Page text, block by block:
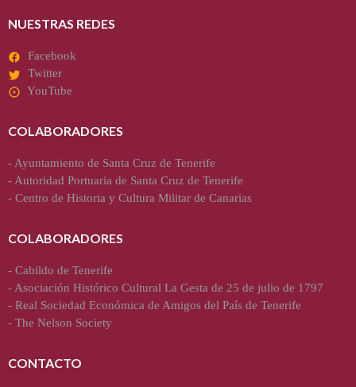
NUESTRAS REDES
Facebook
Twitter
YouTube
COLABORADORES
- Ayuntamiento de Santa Cruz de Tenerife
- Autoridad Portuaria de Santa Cruz de Tenerife
- Centro de Historia y Cultura Militar de Canarias
COLABORADORES
- Cabildo de Tenerife
- Asociación Histórico Cultural La Gesta de 25 de julio de 1797
- Real Sociedad Económica de Amigos del País de Tenerife
- The Nelson Society
CONTACTO